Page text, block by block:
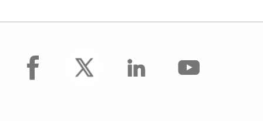
facebook